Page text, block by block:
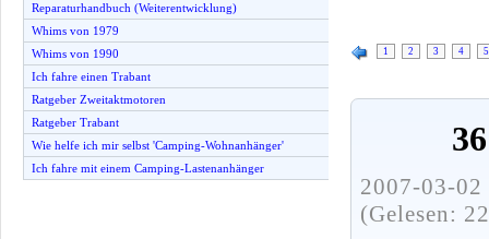
Reparaturhandbuch (Weiterentwicklung)
Whims von 1979
Whims von 1990
Ich fahre einen Trabant
Ratgeber Zweitaktmotoren
Ratgeber Trabant
Wie helfe ich mir selbst 'Camping-Wohnanhänger'
Ich fahre mit einem Camping-Lastenanhänger
1 2 3 4 5
2007-03-
(Gelesen: